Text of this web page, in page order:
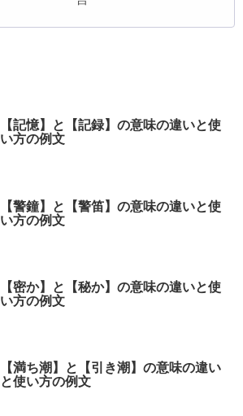
【記憶】と【記録】の意味の違いと使
い方の例文
【警鐘】と【警笛】の意味の違いと使
い方の例文
【密か】と【秘か】の意味の違いと使
い方の例文
【満ち潮】と【引き潮】の意味の違い
と使い方の例文